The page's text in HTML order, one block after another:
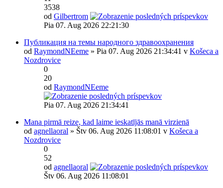
3538
od Gilbertrom
Pia 07. Aug 2026 22:21:30
Публикация на темы народного здравоохранения
od RaymondNEeme » Pia 07. Aug 2026 21:34:41 v Košeca a
Nozdrovice
0
20
od RaymondNEeme
Pia 07. Aug 2026 21:34:41
Mana pirmā reize, kad laime ieskatījās manā virzienā
od agnellaoral » Štv 06. Aug 2026 11:08:01 v Košeca a
Nozdrovice
0
52
od agnellaoral
Štv 06. Aug 2026 11:08:01